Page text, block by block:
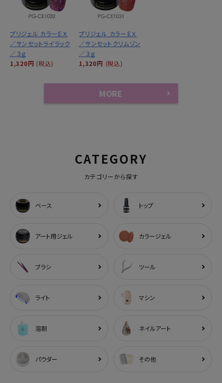
プリジェル カラーＥＸ
／サンセットライラック
／３ｇ
1,320円 (税込)
プリジェル カラーＥＸ
／サンセットクリムゾン
／３ｇ
1,320円 (税込)
MORE
CATEGORY
カテゴリーから探す
ベース トップ
アート用ジェル カラージェル
ブラシ ツール
ライト マシン
溶剤 ネイルアート
パウダー その他